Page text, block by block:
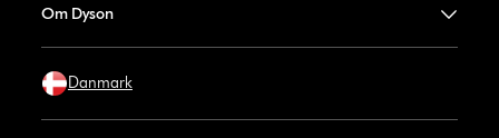
Om Dyson
Danmark